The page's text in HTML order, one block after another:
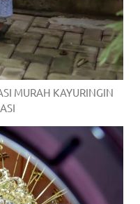
MURAH KAYURINGIN